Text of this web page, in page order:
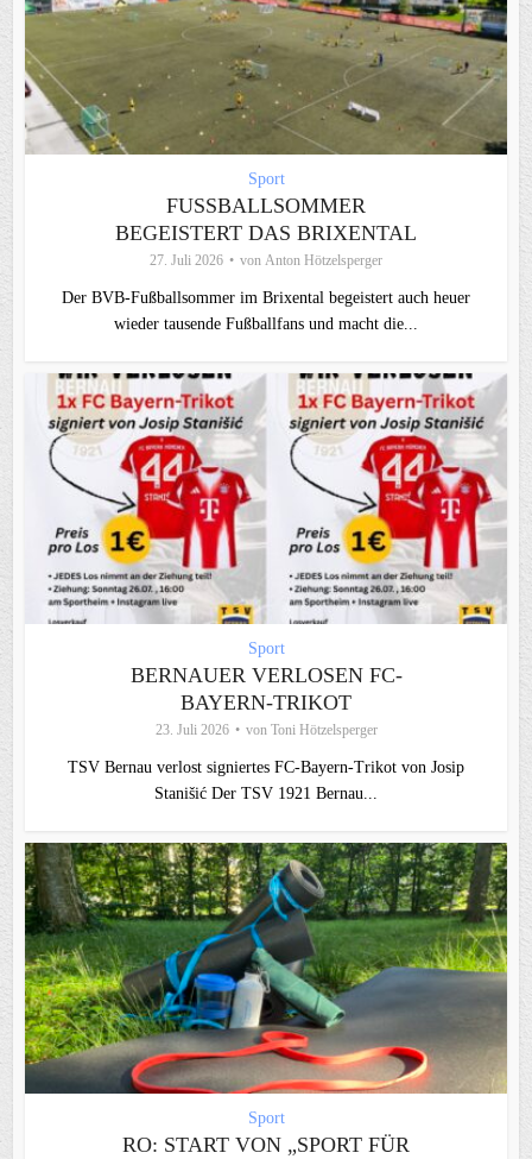
Sport
FUSSBALLSOMMER B
EGEISTERT DAS BRIXENTAL
27. Juli 2026 von Anton Hötzelsperger
Der BVB-Fußballsommer im Brixental begeistert auch heuer
wieder tausende Fußballfans und macht die...
Sport
BERNAUER VERLOSEN FC-
BAYERN-TRIKOT
23. Juli 2026 von Toni Hötzelsperger
TSV Bernau verlost signiertes FC‑Bayern‑Trikot von Josip
Stanišić Der TSV 1921 Bernau...
Sport
RO: START VON „SPORT FÜR